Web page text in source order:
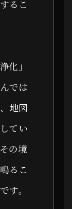
るこ
化」
では
地図
てい
の境
るこ
す。